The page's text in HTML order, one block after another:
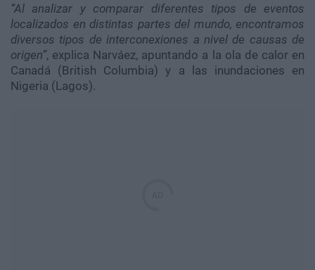
“Al analizar y comparar diferentes tipos de eventos
localizados en distintas partes del mundo, encontramos
diversos tipos de interconexiones a nivel de causas de
origen”, explica Narváez, apuntando a la ola de calor en
Canadá (British Columbia) y a las inundaciones en
Nigeria (Lagos).